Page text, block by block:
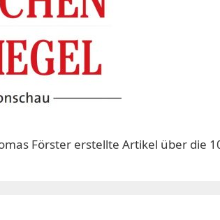
Förster erstellte Artikel über die